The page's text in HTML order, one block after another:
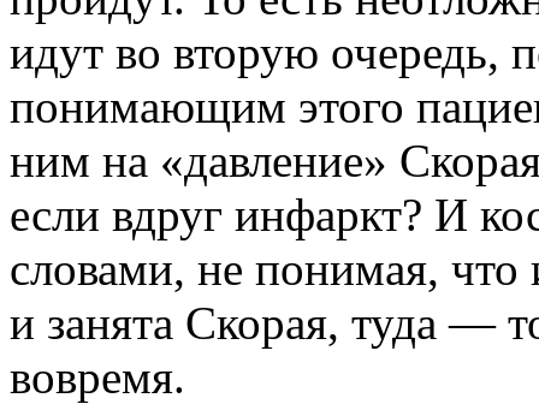
идут во вторую очередь,
понимающим этого
ним на «давление»
если вдруг инфаркт? И
словами, не понимая,
и занята Скорая, туда —
вовремя.